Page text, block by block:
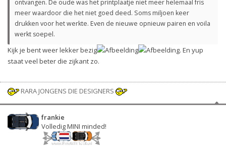
ontvangen. De oude was het printplaatje niet meer helemaal fris
meer waardoor die het niet goed deed. Soms miljoen keer
drukken voor het werkte. Even de nieuwe opnieuw pairen en voila
werkt soepel.
Kijk je bent weer lekker bezig
. En yup
staat veel beter die zijkant zo.
RARA JONGENS DIE DESIGNERS
frankie
Volledig MINI minded!